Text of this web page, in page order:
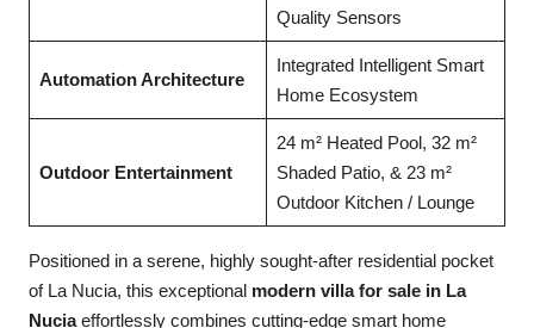
Quality Sensors
Automation Architecture
Integrated Intelligent Smart
Home Ecosystem
Outdoor Entertainment
24 m² Heated Pool, 32 m²
Shaded Patio, & 23 m²
Outdoor Kitchen / Lounge
Positioned in a serene, highly sought-after residential pocket
of La Nucia, this exceptional modern villa for sale in La
Nuciaeffortlessly combines cutting-edge smart home